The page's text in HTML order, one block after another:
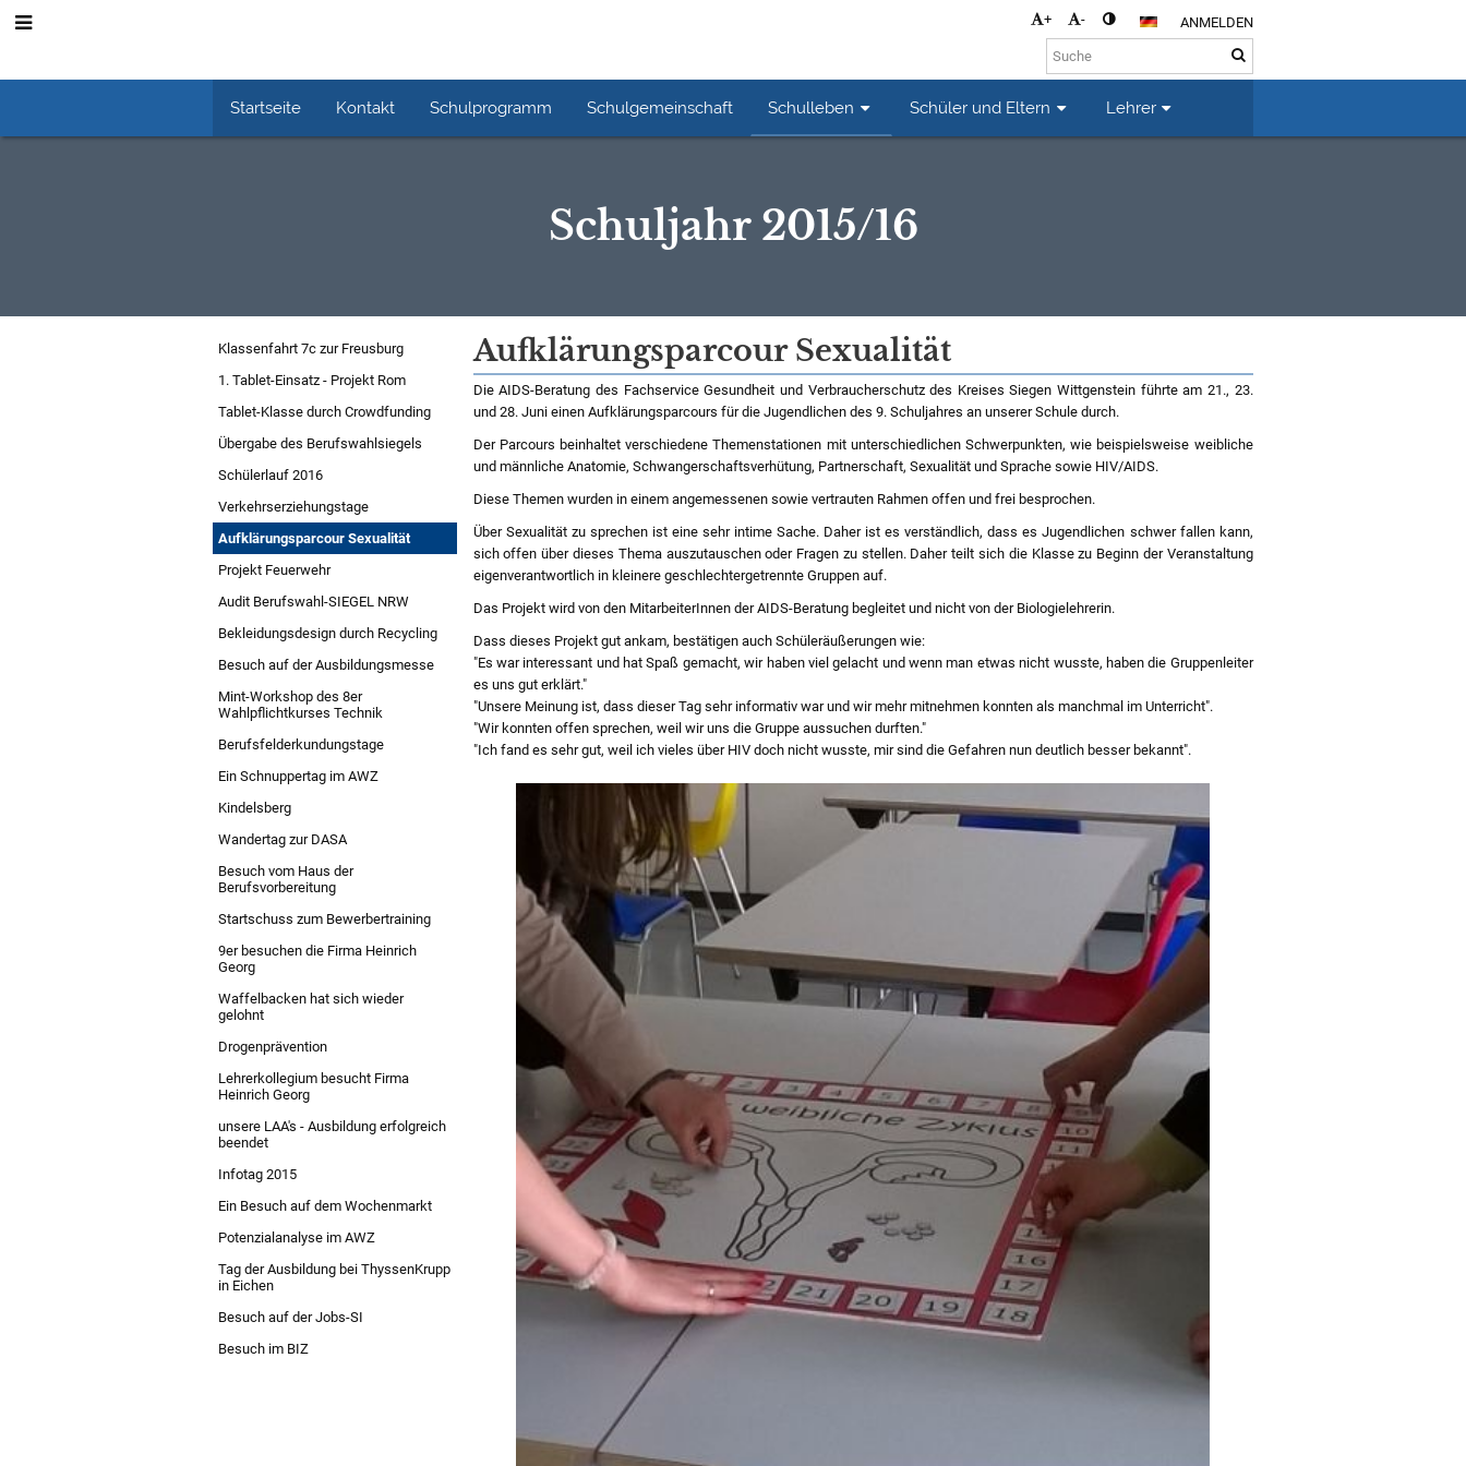
+ - ANMELDEN
Startseite Kontakt Schulprogramm Schulgemeinschaft Schulleben Schüler und Eltern Lehrer
Schuljahr 2015/16
Schuljahr
2015/16
Klassenfahrt 7c zur Freusburg
1. Tablet-Einsatz - Projekt Rom
Tablet-Klasse durch Crowdfunding
Übergabe des Berufswahlsiegels
Schülerlauf 2016
Verkehrserziehungstage
Aufklärungsparcour Sexualität
Projekt Feuerwehr
Audit Berufswahl-SIEGEL NRW
Bekleidungsdesign durch Recycling
Besuch auf der Ausbildungsmesse
Mint-Workshop des 8er
Wahlpflichtkurses Technik
Berufsfelderkundungstage
Ein Schnuppertag im AWZ
Kindelsberg
Wandertag zur DASA
Besuch vom Haus der
Berufsvorbereitung
Startschuss zum Bewerbertraining
9er besuchen die Firma Heinrich
Georg
Waffelbacken hat sich wieder
gelohnt
Drogenprävention
Lehrerkollegium besucht Firma
Heinrich Georg
unsere LAA's - Ausbildung erfolgreich
beendet
Infotag 2015
Ein Besuch auf dem Wochenmarkt
Potenzialanalyse im AWZ
Tag der Ausbildung bei ThyssenKrupp
in Eichen
Besuch auf der Jobs-SI
Besuch im BIZ
Aufklärungsparcour Sexualität
Die AIDS-Beratung des Fachservice Gesundheit und Verbraucherschutz des Kreises Siegen Wittgenstein führte am 21., 23.
und 28. Juni einen Aufklärungsparcours für die Jugendlichen des 9. Schuljahres an unserer Schule durch.
Der Parcours beinhaltet verschiedene Themenstationen mit unterschiedlichen Schwerpunkten, wie beispielsweise weibliche
und männliche Anatomie, Schwangerschaftsverhütung, Partnerschaft, Sexualität und Sprache sowie HIV/AIDS.
Diese Themen wurden in einem angemessenen sowie vertrauten Rahmen offen und frei besprochen.
Über Sexualität zu sprechen ist eine sehr intime Sache. Daher ist es verständlich, dass es Jugendlichen schwer fallen kann,
sich offen über dieses Thema auszutauschen oder Fragen zu stellen. Daher teilt sich die Klasse zu Beginn der Veranstaltung
eigenverantwortlich in kleinere geschlechtergetrennte Gruppen auf.
Das Projekt wird von den MitarbeiterInnen der AIDS-Beratung begleitet und nicht von der Biologielehrerin.
Dass dieses Projekt gut ankam, bestätigen auch Schüleräußerungen wie:
"Es war interessant und hat Spaß gemacht, wir haben viel gelacht und wenn man etwas nicht wusste, haben die Gruppenleiter
es uns gut erklärt."
"Unsere Meinung ist, dass dieser Tag sehr informativ war und wir mehr mitnehmen konnten als manchmal im Unterricht".
"Wir konnten offen sprechen, weil wir uns die Gruppe aussuchen durften."
"Ich fand es sehr gut, weil ich vieles über HIV doch nicht wusste, mir sind die Gefahren nun deutlich besser bekannt".